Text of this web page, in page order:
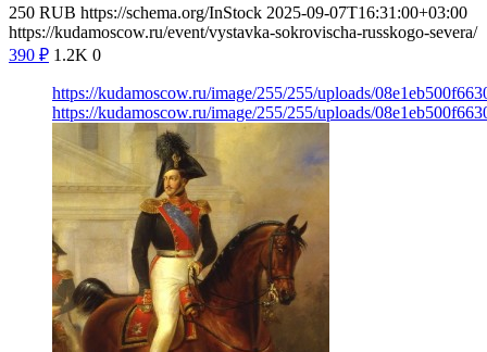
250 RUB https://schema.org/InStock 2025-09-07T16:31:00+03:00
https://kudamoscow.ru/event/vystavka-sokrovischa-russkogo-severa/
390 ₽ 1.2K 0
https://kudamoscow.ru/image/255/255/uploads/
https://kudamoscow.ru/image/255/255/uploads/